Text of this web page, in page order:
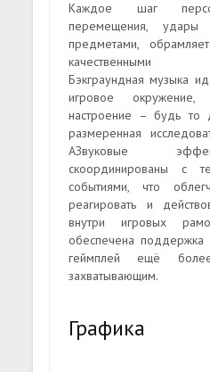
Каждое шаг
перемещения,
предметами,
качественными
Бэкграундная музыка
игровое
настроение – будь то
размеренная
АЗвуковые
скоординированы с
событиями, что
реагировать и
внутри игровых
обеспечена поддержка
геймплей ещё
захватывающим.
Графика